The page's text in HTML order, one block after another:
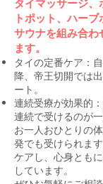
タイマッサージ
トポット、ハーブ
サウナを組み合わ
ます。
タイの定番ケア：
降、帝王切開では
ート。
連続受療が効果的
連続で受けるのが一
お一人おひとりの
発でも受けられま
ケアし、心身とも
しています。